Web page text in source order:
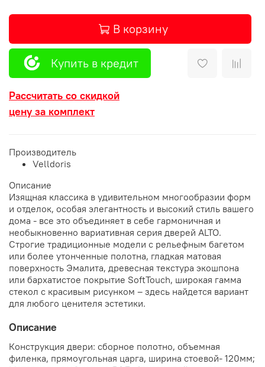
В корзину
Купить в кредит
Рассчитать со скидкой
цену за комплект
Производитель
Velldoris
Описание
Изящная классика в удивительном многообразии форм
и отделок, особая элегантность и высокий стиль вашего
дома - все это объединяет в себе гармоничная и
необыкновенно вариативная серия дверей ALTO.
Строгие традиционные модели с рельефным багетом
или более утонченные полотна, гладкая матовая
поверхность Эмалита, древесная текстура экошпона
или бархатистое покрытие SoftTouch, широкая гамма
стекол с красивым рисунком – здесь найдется вариант
для любого ценителя эстетики.
Описание
Конструкция двери: сборное полотно, объемная
филенка, прямоугольная царга, ширина стоевой- 120мм;